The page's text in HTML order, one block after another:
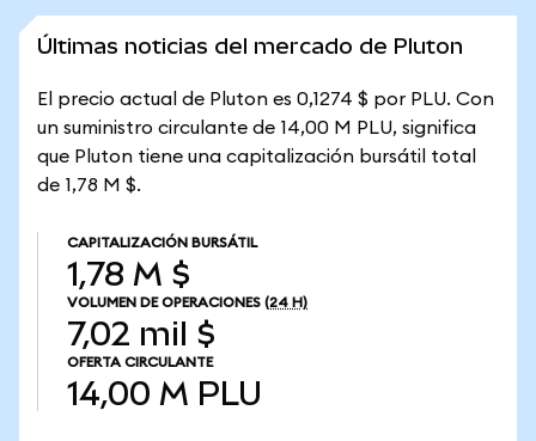
Últimas noticias del mercado de Pluton
El precio actual de Pluton es 0,1274 $ por PLU. Con
un suministro circulante de 14,00 M PLU, significa
que Pluton tiene una capitalización bursátil total
de 1,78 M $.
CAPITALIZACIÓN BURSÁTIL
1,78 M $
VOLUMEN DE OPERACIONES (24 H)
7,02 mil $
OFERTA CIRCULANTE
14,00 M PLU